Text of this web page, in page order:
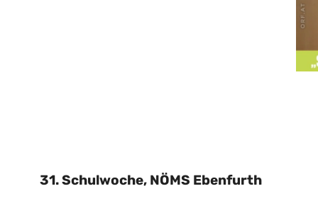
31. Schulwoche, NÖMS Ebenfurth